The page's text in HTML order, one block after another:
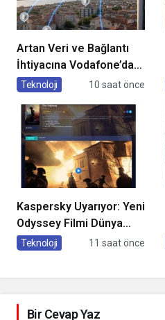
Artan Veri ve Bağlantı
İhtiyacına Vodafone’dan
Yeni Anten Teknolojisi
Teknoloji 10 saat önce
Kaspersky Uyarıyor: Yeni
Odyssey Filmi Dünya
Çapında Heyecan
Teknoloji 11 saat önce
Bir Cevap Yaz